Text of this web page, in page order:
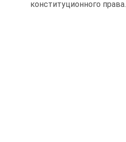
конституционного права.